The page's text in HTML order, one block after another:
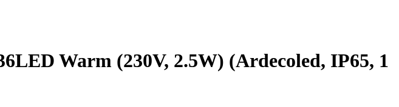
Warm (230V, 2.5W) (Ardecoled, IP65, 1